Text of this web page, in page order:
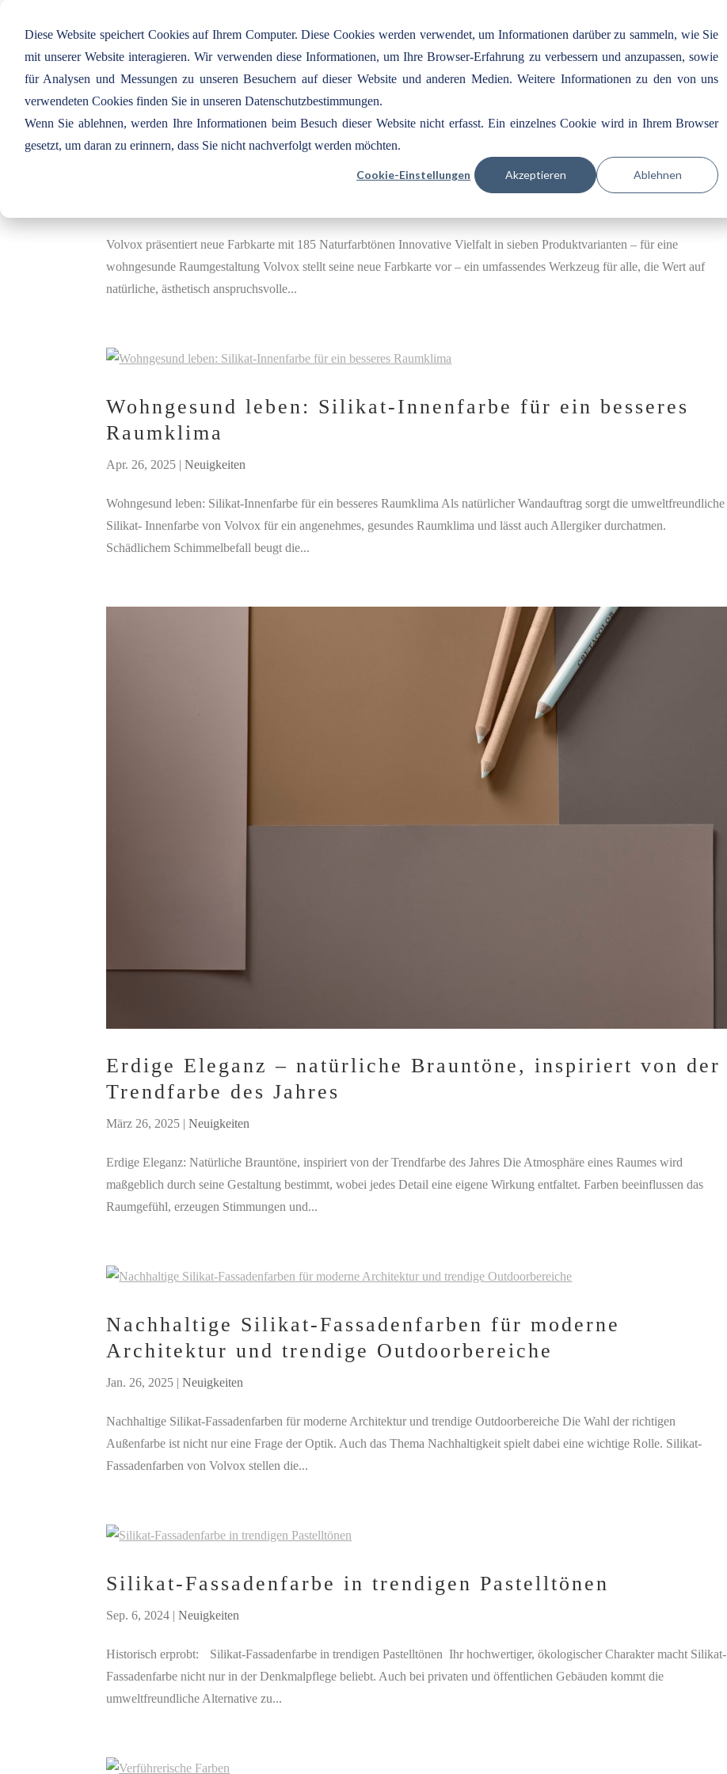
Diese Website speichert Cookies auf Ihrem Computer. Diese Cookies werden verwendet, um Informationen darüber zu sammeln, wie Sie
mit unserer Website interagieren. Wir verwenden diese Informationen, um Ihre Browser-Erfahrung zu verbessern und anzupassen, sowie
für Analysen und Messungen zu unseren Besuchern auf dieser Website und anderen Medien. Weitere Informationen zu den von uns
verwendeten Cookies finden Sie in unseren Datenschutzbestimmungen.
Wenn Sie ablehnen, werden Ihre Informationen beim Besuch dieser Website nicht erfasst. Ein einzelnes Cookie wird in Ihrem Browser
gesetzt, um daran zu erinnern, dass Sie nicht nachverfolgt werden möchten.
Cookie-Einstellungen Akzeptieren Ablehnen
Volvox präsentiert neue Farbkarte mit 185 Naturfarbtönen
Volvox präsentiert neue Farbkarte mit 185 Naturfarbtönen Innovative Vielfalt in sieben Produktvarianten – für eine
wohngesunde Raumgestaltung Volvox stellt seine neue Farbkarte vor – ein umfassendes Werkzeug für alle, die Wert auf
natürliche, ästhetisch anspruchsvolle...
Wohngesund leben: Silikat-Innenfarbe für ein besseres
Raumklima
Apr. 26, 2025 |Neuigkeiten
Wohngesund leben: Silikat-Innenfarbe für ein besseres Raumklima Als natürlicher Wandauftrag sorgt die umweltfreundliche
Silikat- Innenfarbe von Volvox für ein angenehmes, gesundes Raumklima und lässt auch Allergiker durchatmen.
Schädlichem Schimmelbefall beugt die...
Erdige Eleganz – natürliche Brauntöne, inspiriert von der
Trendfarbe des Jahres
März 26, 2025 |Neuigkeiten
Erdige Eleganz: Natürliche Brauntöne, inspiriert von der Trendfarbe des Jahres Die Atmosphäre eines Raumes wird
maßgeblich durch seine Gestaltung bestimmt, wobei jedes Detail eine eigene Wirkung entfaltet. Farben beeinflussen das
Raumgefühl, erzeugen Stimmungen und...
Nachhaltige Silikat-Fassadenfarben für moderne
Architektur und trendige Outdoorbereiche
Jan. 26, 2025 |Neuigkeiten
Nachhaltige Silikat-Fassadenfarben für moderne Architektur und trendige Outdoorbereiche Die Wahl der richtigen
Außenfarbe ist nicht nur eine Frage der Optik. Auch das Thema Nachhaltigkeit spielt dabei eine wichtige Rolle. Silikat-
Fassadenfarben von Volvox stellen die...
Silikat-Fassadenfarbe in trendigen Pastelltönen
Sep. 6, 2024 |Neuigkeiten
Historisch erprobt: Silikat-Fassadenfarbe in trendigen Pastelltönen Ihr hochwertiger, ökologischer Charakter macht Silikat-
Fassadenfarbe nicht nur in der Denkmalpflege beliebt. Auch bei privaten und öffentlichen Gebäuden kommt die
umweltfreundliche Alternative zu...